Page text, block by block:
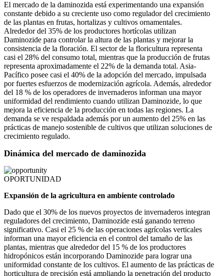
El mercado de la daminozida está experimentando una expansión
constante debido a su creciente uso como regulador del crecimiento
de las plantas en frutas, hortalizas y cultivos ornamentales.
Alrededor del 35% de los productores hortícolas utilizan
Daminozide para controlar la altura de las plantas y mejorar la
consistencia de la floración. El sector de la floricultura representa
casi el 28% del consumo total, mientras que la producción de frutas
representa aproximadamente el 22% de la demanda total. Asia-
Pacífico posee casi el 40% de la adopción del mercado, impulsada
por fuertes esfuerzos de modernización agrícola. Además, alrededor
del 18 % de los operadores de invernaderos informan una mayor
uniformidad del rendimiento cuando utilizan Daminozide, lo que
mejora la eficiencia de la producción en todas las regiones. La
demanda se ve respaldada además por un aumento del 25% en las
prácticas de manejo sostenible de cultivos que utilizan soluciones de
crecimiento regulado.
Dinámica del mercado de daminozida
OPORTUNIDAD
Expansión de la agricultura en ambiente controlado
Dado que el 30% de los nuevos proyectos de invernaderos integran
reguladores del crecimiento, Daminozide está ganando terreno
significativo. Casi el 25 % de las operaciones agrícolas verticales
informan una mayor eficiencia en el control del tamaño de las
plantas, mientras que alrededor del 15 % de los productores
hidropónicos están incorporando Daminozide para lograr una
uniformidad constante de los cultivos. El aumento de las prácticas de
horticultura de precisión está ampliando la penetración del producto